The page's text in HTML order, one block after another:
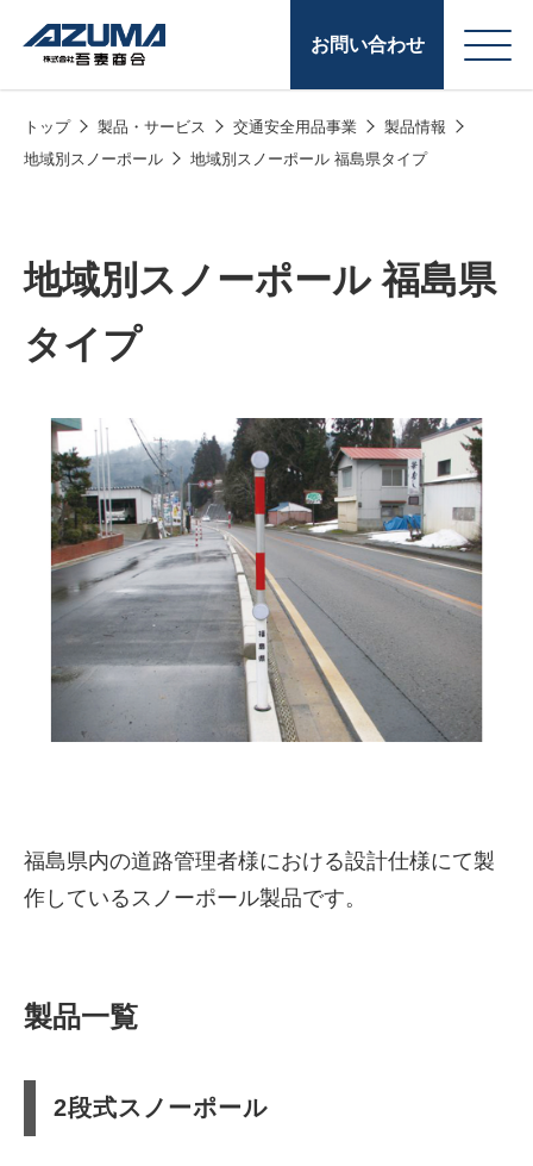
お問い合わせ
株式会社吾妻商会 会
社案内
会
要
株式会社吾妻製作所 会社案
内
製品・サービス
原燃料事業
燃料小口配送
給油カード
(ガソリンカード)
コークス・鋳物
トップ 製品・サービス 交通安全用品事業
製品情報
地域別スノーポール
地域別スノーポール 福島県タイプ
地域別スノーポール 福島県
タイプ
福島県内の道路管理者様における設計仕様にて製
作しているスノーポール製品です。
製品一覧
2段式スノーポール